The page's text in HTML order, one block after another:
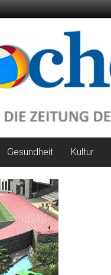
Gesundheit Kultur